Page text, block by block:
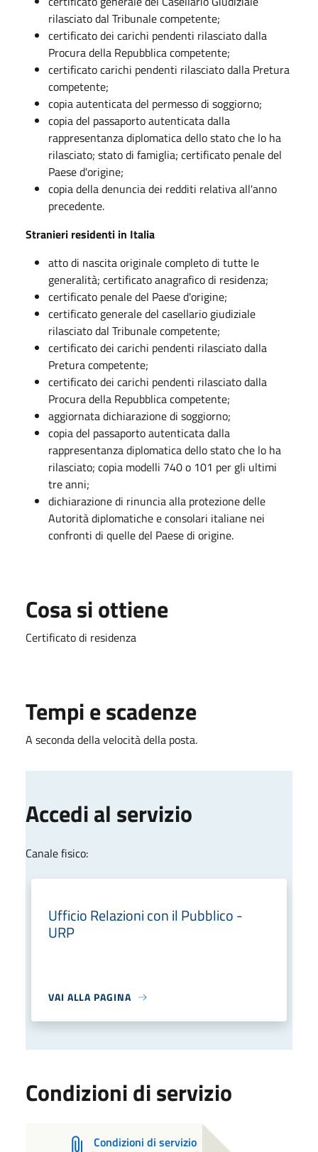
rilasciato dal Tribunale competente;
certificato dei carichi pendenti rilasciato dalla
Procura della Repubblica competente;
certificato carichi pendenti rilasciato dalla Pretura
competente;
copia autenticata del permesso di soggiorno;
copia del passaporto autenticata dalla
rappresentanza diplomatica dello stato che lo ha
rilasciato; stato di famiglia; certificato penale del
Paese d'origine;
copia della denuncia dei redditi relativa all'anno
precedente.
Stranieri residenti in Italia
atto di nascita originale completo di tutte le
generalità; certificato anagrafico di residenza;
certificato penale del Paese d'origine;
certificato generale del casellario giudiziale
rilasciato dal Tribunale competente;
certificato dei carichi pendenti rilasciato dalla
Pretura competente;
certificato dei carichi pendenti rilasciato dalla
Procura della Repubblica competente;
aggiornata dichiarazione di soggiorno;
copia del passaporto autenticata dalla
rappresentanza diplomatica dello stato che lo ha
rilasciato; copia modelli 740 o 101 per gli ultimi
tre anni;
dichiarazione di rinuncia alla protezione delle
Autorità diplomatiche e consolari italiane nei
confronti di quelle del Paese di origine.
Cosa si ottiene
Certificato di residenza
Tempi e scadenze
A seconda della velocità della posta.
Accedi al servizio
Canale fisico:
Ufficio Relazioni con il Pubblico -
URP
VAI ALLA PAGINA
Condizioni di servizio
Condizioni di servizio